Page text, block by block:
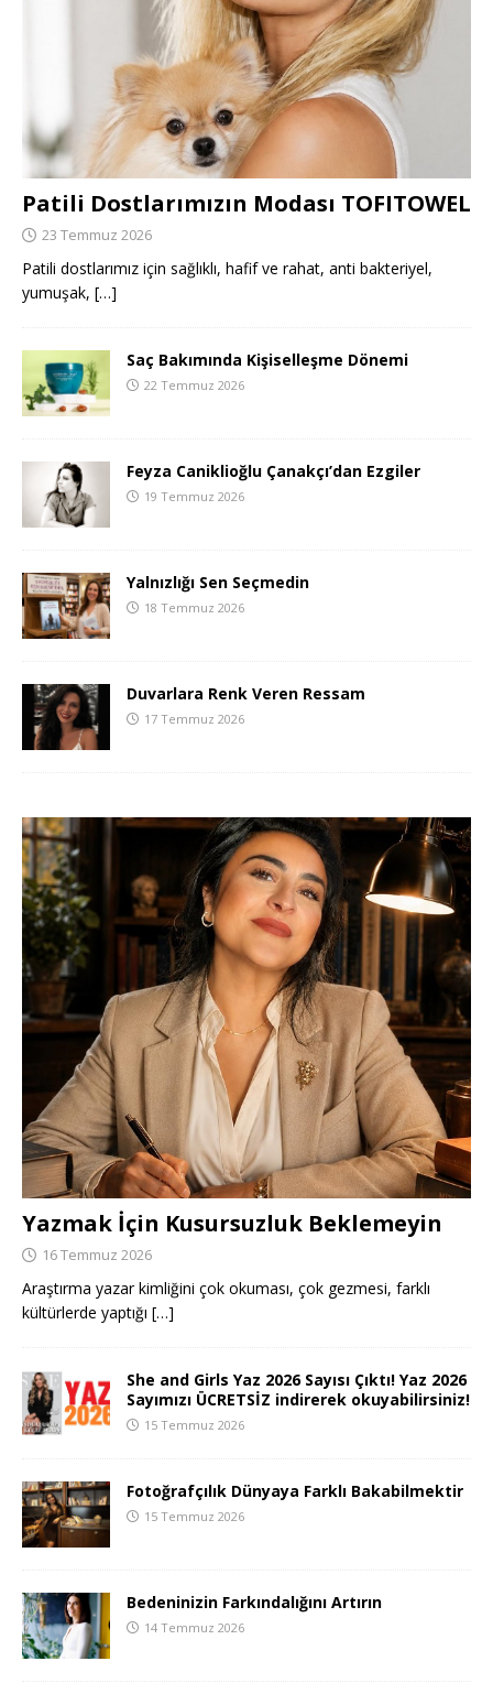
Patili Dostlarımızın Modası TOFITOWEL
23 Temmuz 2026
Patili dostlarımız için sağlıklı, hafif ve rahat, anti bakteriyel,
yumuşak, […]
Saç Bakımında Kişiselleşme Dönemi
22 Temmuz 2026
Feyza Caniklioğlu Çanakçı’dan Ezgiler
19 Temmuz 2026
Yalnızlığı Sen Seçmedin
18 Temmuz 2026
Duvarlara Renk Veren Ressam
17 Temmuz 2026
Yazmak İçin Kusursuzluk Beklemeyin
16 Temmuz 2026
Araştırma yazar kimliğini çok okuması, çok gezmesi, farklı
kültürlerde yaptığı […]
She and Girls Yaz 2026 Sayısı Çıktı! Yaz 2026
Sayımızı ÜCRETSİZ indirerek okuyabilirsiniz!
15 Temmuz 2026
Fotoğrafçılık Dünyaya Farklı Bakabilmektir
15 Temmuz 2026
Bedeninizin Farkındalığını Artırın
14 Temmuz 2026